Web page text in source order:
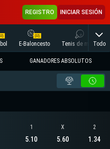
REGISTRO INICIAR SESIÓN
E-Baloncesto Tenis de mesaTodo
GANADORES ABSOLUTOS
1
5.10
X
5.60
2
1.34